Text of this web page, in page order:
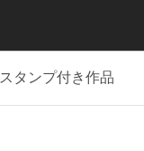
スタンプ付き作品